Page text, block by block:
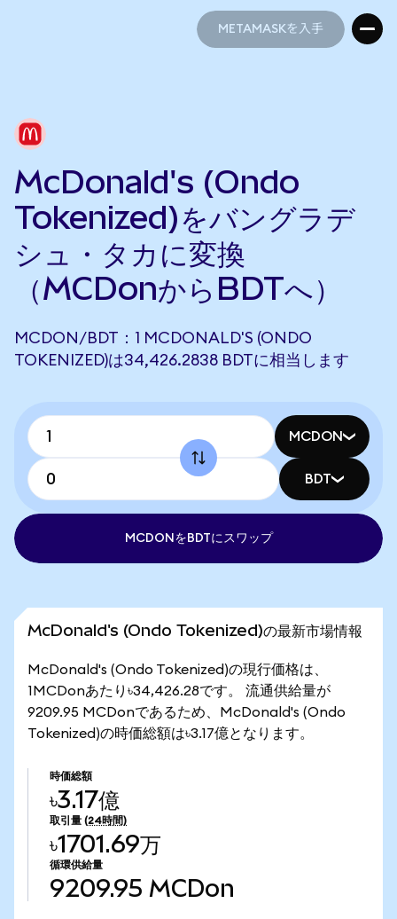
METAMASKを入手
McDonald's (Ondo
Tokenized)をバングラデ
シュ・タカに変換
（MCDonからBDTへ）
MCDON/BDT：1 MCDONALD'S (ONDO
TOKENIZED)は34,426.2838 BDTに相当します
MCDON
BDT
MCDONをBDTにスワップ
McDonald's (Ondo Tokenized)の最新市場情報
McDonald's (Ondo Tokenized)の現行価格は、
1MCDonあたり৳34,426.28です。 流通供給量が
9209.95 MCDonであるため、McDonald's (Ondo
Tokenized)の時価総額は৳3.17億となります。
時価総額
৳3.17億
取引量 (24時間)
৳1701.69万
循環供給量
9209.95 MCDon